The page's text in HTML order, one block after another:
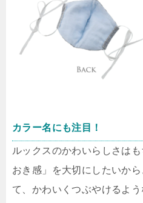
カラー名にも注目！
ルックスのかわいらしさは
おき感」を大切にしたいか
て、かわいくつぶやけるよ